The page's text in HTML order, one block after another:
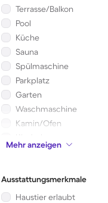
Terrasse/Balkon
Pool
Küche
Sauna
Spülmaschine
Parkplatz
Garten
Waschmaschine
Kamin/Ofen
Kinderbett
Mikrowelle
Mehr anzeigen
Ausstattungsmerkmale
Haustier erlaubt